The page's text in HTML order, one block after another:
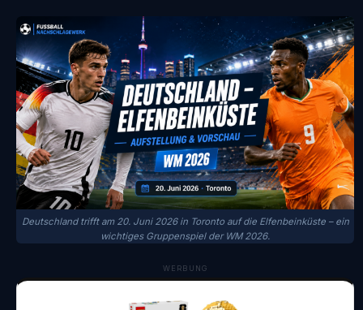
Deutschland trifft am 20. Juni 2026 in Toronto auf die Elfenbeinküste – ein
wichtiges Gruppenspiel der WM 2026.
WERBUNG